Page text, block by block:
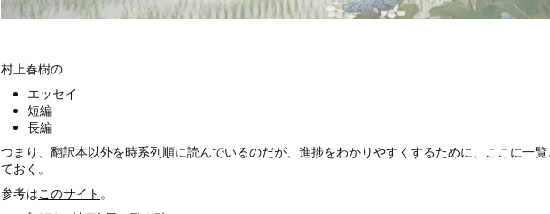
村上春樹の
エッセイ
短編
長編
つまり、翻訳本以外を時系列順に読んでいるのだが、進捗をわかりやすくするために、ここに一
ておく。
参考はこのサイト 。